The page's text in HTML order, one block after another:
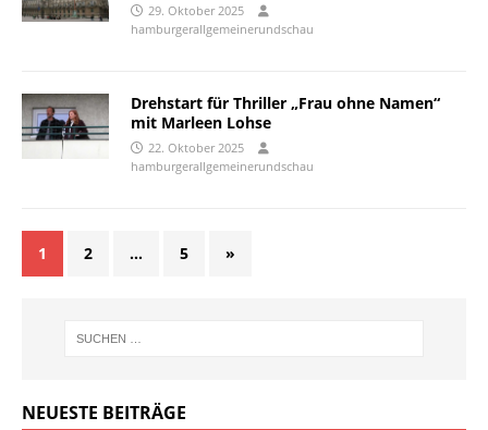
29. Oktober 2025
hamburgerallgemeinerundschau
Drehstart für Thriller „Frau ohne Namen“
mit Marleen Lohse
22. Oktober 2025
hamburgerallgemeinerundschau
1 2 … 5 »
NEUESTE BEITRÄGE